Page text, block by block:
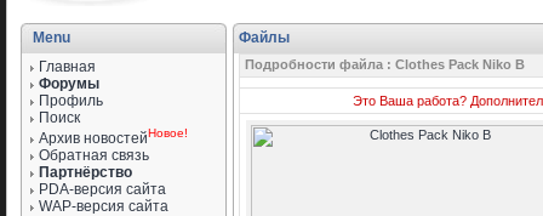
Menu
Главная
Форумы
Профиль
Поиск
Архив новостейНовое!
Обратная связь
Партнёрство
PDA-версия сайта
WAP-версия сайта
Файлы
Подробности файла : Clothes Pack Niko B
Это Ваша работа?